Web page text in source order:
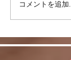
リバウン
は・・・
コメントを追加